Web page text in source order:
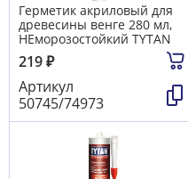
Герметик акриловый для
древесины венге 280 мл,
НЕморозостойкий TYTAN
219₽
Артикул
50745/74973